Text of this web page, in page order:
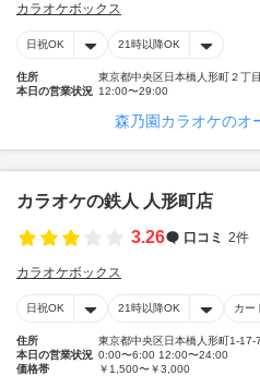
カラオケボックス
日祝OK 21時以降OK
住所
東京都中央区日本橋人形町２丁
本日の営業状況 12:00〜29:00
森乃園カラオケのオ
カラオケの鉄人 人形町店
3.26
口コミ 2件
カラオケボックス
日祝OK 21時以降OK カー
住所
東京都中央区日本橋人形町1-17-7
本日の営業状況 0:00〜6:00 12:00〜24:00
価格帯
￥1,500〜￥3,000